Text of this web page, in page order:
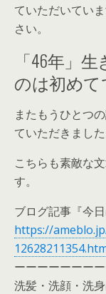
ていただいてい
さい。
「46年」
のは初めて
またもうひとつ
ていただきました
こちらも素敵な
す。
ブログ記事『今
https://
ーーーーーーー
洗髪・洗顔・洗